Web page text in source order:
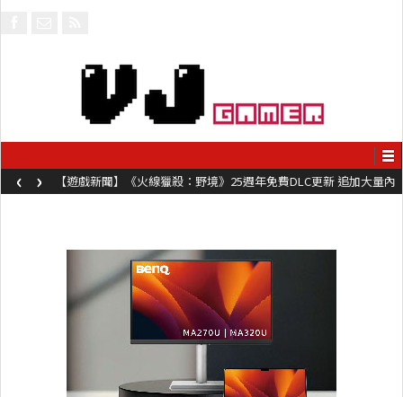
【遊戲新聞】《火線獵殺：野境》25週年免費DLC更新 追加大量內
容同時系舊作限時超平價折扣
‹ ›